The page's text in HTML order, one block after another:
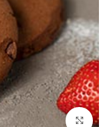
Click to enlarge